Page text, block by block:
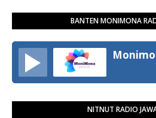
BANTEN MONIMONA
NITNUT RADIO